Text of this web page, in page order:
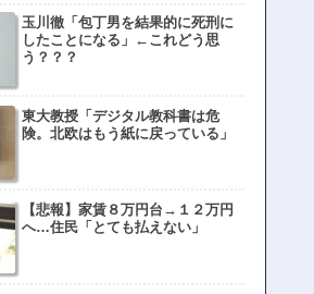
玉川徹「包丁男を結果的に死刑に
したことになる」←これどう思
う？？？
東大教授「デジタル教科書は危
険。北欧はもう紙に戻っている」
【悲報】家賃８万円台→１２万円
へ…住民「とても払えない」